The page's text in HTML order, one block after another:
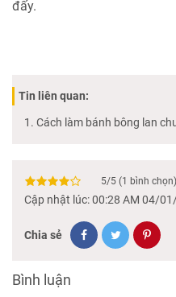
đấy.
Tin liên quan:
Cách làm bánh bông lan
5/5 (1 bình chọn)
Cập nhật lúc: 00:28 AM 04/
Chia sẻ
Bình luận